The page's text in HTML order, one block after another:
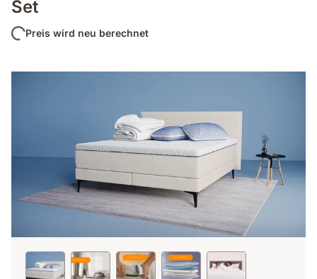
Set
Preis wird neu berechnet